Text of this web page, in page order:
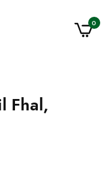
0
Fhal,